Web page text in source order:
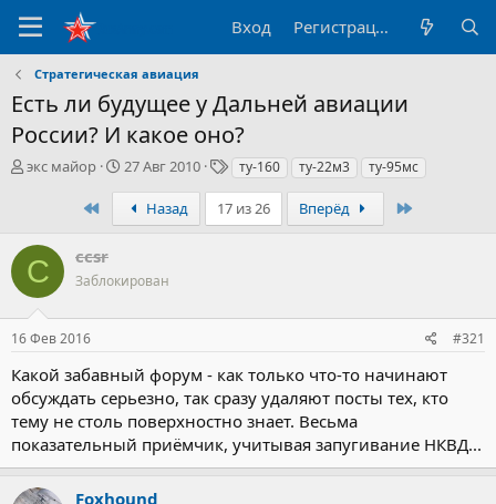
Вход Регистрация
Стратегическая авиация
Есть ли будущее у Дальней авиации
России? И какое оно?
А
р
т
е
м
ы
экс майор
Д
а
ч
л
27 Авг 2010
Т
г
и
ту-160 ту-22м3 ту-95мс
ПервыйНазад 17 из 26 Вперёд
C ccsr
Заблокирован
16 Фев 2016 #321
Какой забавный форум - как только что-то начинают
обсуждать серьезно, так сразу удаляют посты тех, кто
тему не столь поверхностно знает. Весьма
показательный приёмчик, учитывая запугивание НКВД...
Foxhound